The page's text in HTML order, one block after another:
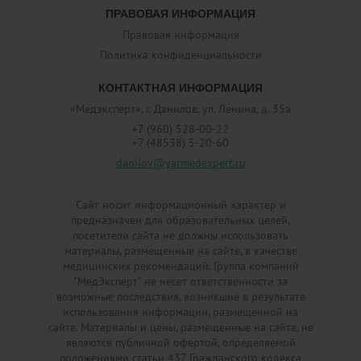
ПРАВОВАЯ ИНФОРМАЦИЯ
Правовая информация
Политика конфиденциальности
КОНТАКТНАЯ ИНФОРМАЦИЯ
«Медэксперт», г. Данилов, ул. Ленина, д. 35а
+7 (960) 528-00-22
+7 (48538) 5-20-60
danilov@yarmedexpert.ru
Сайт носит информационный характер и
предназначен для образовательных целей,
посетители сайта не должны использовать
материалы, размещенные на сайте, в качестве
медицинских рекомендаций. Группа компаний
"МедЭксперт" не несет ответственности за
возможные последствия, возникшие в результате
использования информации, размещенной на
сайте. Материалы и цены, размещенные на сайте, не
являются публичной офертой, определяемой
положениями статьи 437 Гражданского кодекса